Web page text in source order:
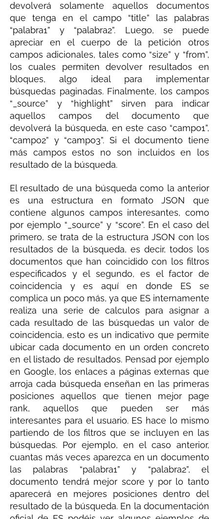
devolverá solamente aquellos documentos
que tenga en el campo “title” las palabras
“palabra1” y “palabra2”. Luego, se puede
apreciar en el cuerpo de la petición otros
campos adicionales, tales como “size” y “from”,
los cuales permiten devolver resultados en
bloques, algo ideal para implementar
búsquedas paginadas. Finalmente, los campos
“_source” y “highlight” sirven para indicar
aquellos campos del documento que
devolverá la búsqueda, en este caso “campo1”,
“campo2” y “campo3”. Si el documento tiene
más campos estos no son incluidos en los
resultado de la búsqueda.
El resultado de una búsqueda como la anterior
es una estructura en formato JSON que
contiene algunos campos interesantes, como
por ejemplo “_source” y “score”. En el caso del
primero, se trata de la estructura JSON con los
resultados de la búsqueda, es decir, todos los
documentos que han coincidido con los filtros
especificados y el segundo, es el factor de
coincidencia y es aquí en donde ES se
complica un poco más, ya que ES internamente
realiza una serie de calculos para asignar a
cada resultado de las búsquedas un valor de
coincidencia, esto es un indicativo que permite
ubicar cada documento en un orden concreto
en el listado de resultados. Pensad por ejemplo
en Google, los enlaces a páginas externas que
arroja cada búsqueda enseñan en las primeras
posiciones aquellos que tienen mejor page
rank, aquellos que pueden ser más
interesantes para el usuario. ES hace lo mismo
partiendo de los filtros que se incluyen en las
búsquedas. Por ejemplo, en el caso anterior,
cuantas más veces aparezca en un documento
las palabras “palabra1” y “palabra2”, el
documento tendrá mejor score y por lo tanto
aparecerá en mejores posiciones dentro del
resultado de la búsqueda. En la documentación